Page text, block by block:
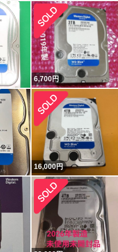
6,700円
16,000円